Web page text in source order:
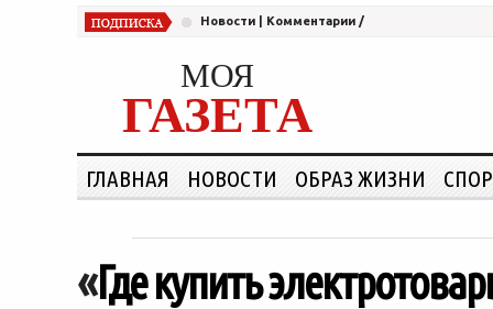
Новости Комментарии /
МОЯ
ГАЗЕТА
ГЛАВНАЯ НОВОСТИ ОБРАЗ ЖИЗНИ
«Где купить